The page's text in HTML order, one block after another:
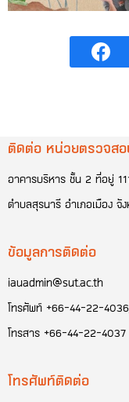
ติดต่อ หน่วยตรวจสอ
อาคารบริหาร ชั้น 2 ที่อยู่
ตำบลสุรนารี อำเภอเมือง
ข้อมูลการติดต่อ
iauadmin@sut.ac.th
โทรศัพท์ +66-44-22-4036
โทรสาร +66-44-22-4037
โทรศัพท์ติดต่อ